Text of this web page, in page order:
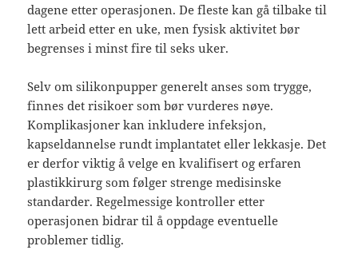
dagene etter operasjonen. De fleste kan gå tilbake til
lett arbeid etter en uke, men fysisk aktivitet bør
begrenses i minst fire til seks uker.
Selv om silikonpupper generelt anses som trygge,
finnes det risikoer som bør vurderes nøye.
Komplikasjoner kan inkludere infeksjon,
kapseldannelse rundt implantatet eller lekkasje. Det
er derfor viktig å velge en kvalifisert og erfaren
plastikkirurg som følger strenge medisinske
standarder. Regelmessige kontroller etter
operasjonen bidrar til å oppdage eventuelle
problemer tidlig.